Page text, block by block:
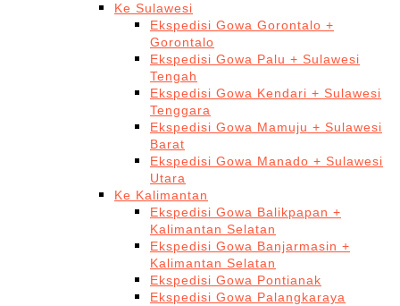
Ke Sulawesi
Ekspedisi Gowa Gorontalo +
Gorontalo
Ekspedisi Gowa Palu + Sulawesi
Tengah
Ekspedisi Gowa Kendari + Sulawesi
Tenggara
Ekspedisi Gowa Mamuju + Sulawesi
Barat
Ekspedisi Gowa Manado + Sulawesi
Utara
Ke Kalimantan
Ekspedisi Gowa Balikpapan +
Kalimantan Selatan
Ekspedisi Gowa Banjarmasin +
Kalimantan Selatan
Ekspedisi Gowa Pontianak
Ekspedisi Gowa Palangkaraya